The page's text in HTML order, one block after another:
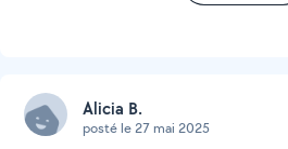
Alicia B.
posté le 27 mai 2025